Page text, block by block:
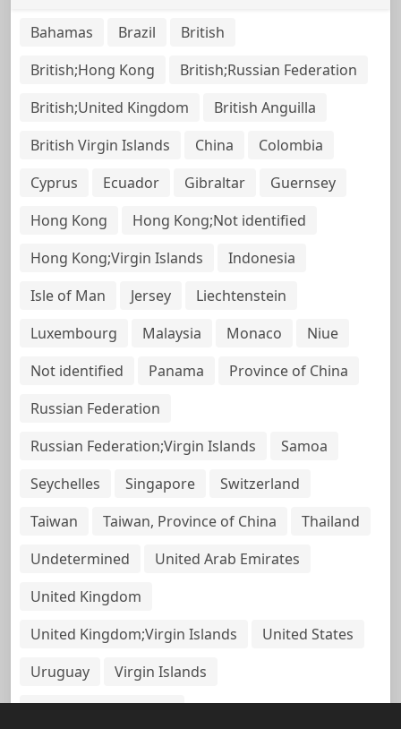
Bahamas Brazil
British
British;Hong Kong
British;Russian Federation
British;United Kingdom
British Anguilla
British Virgin Islands
China
Colombia
Cyprus
Ecuador Gibraltar
Guernsey
Hong Kong
Hong Kong;Not identified
Hong Kong;Virgin Islands
Indonesia
Isle of Man
Jersey
Liechtenstein
Luxembourg
Malaysia Monaco
Niue
Not identified
Panama
Province of China
Russian Federation
Russian Federation;Virgin Islands
Samoa
Seychelles
Singapore
Switzerland
Taiwan
Taiwan, Province of China
Thailand
Undetermined
United Arab Emirates
United Kingdom
United Kingdom;Virgin Islands
United States
Uruguay
Virgin Islands
Virgin Islands, British